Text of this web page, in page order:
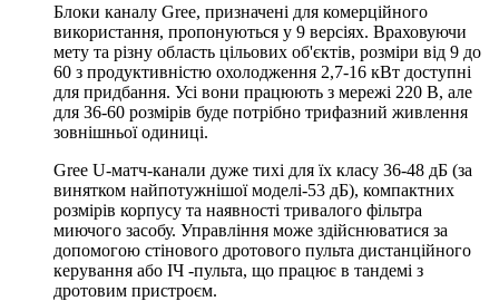
Блоки каналу Gree, призначені для комерційного
використання, пропонуються у 9 версіях. Враховуючи
мету та різну область цільових об'єктів, розміри від 9 до
60 з продуктивністю охолодження 2,7-16 кВт доступні
для придбання. Усі вони працюють з мережі 220 В, але
для 36-60 розмірів буде потрібно трифазний живлення
зовнішньої одиниці.
Gree U-матч-канали дуже тихі для їх класу 36-48 дБ (за
винятком найпотужнішої моделі-53 дБ), компактних
розмірів корпусу та наявності тривалого фільтра
миючого засобу. Управління може здійснюватися за
допомогою стінового дротового пульта дистанційного
керування або ІЧ -пульта, що працює в тандемі з
дротовим пристроєм.